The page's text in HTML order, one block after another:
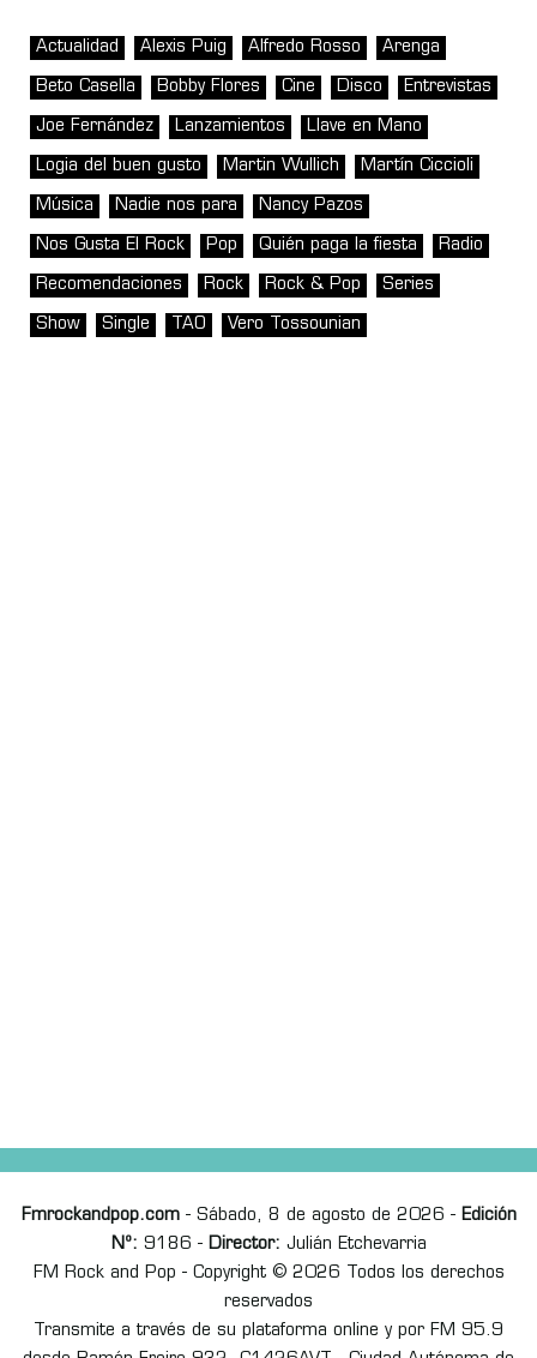
Actualidad Alexis Puig Alfredo Rosso Arenga
Beto Casella Bobby Flores Cine Disco Entrevistas
Joe Fernández Lanzamientos Llave en Mano
Logia del buen gusto Martin Wullich Martín Ciccioli
Música Nadie nos para Nancy Pazos
Nos Gusta El Rock Pop Quién paga la fiesta Radio
Recomendaciones Rock Rock & Pop Series
Show Single TAO Vero Tossounian
Fmrockandpop.com- Sábado, 8 de agosto de 2026 - Edición
Nº: 9186 - Director: Julián Etchevarria
FM Rock and Pop - Copyright © 2026 Todos los derechos
reservados
Transmite a través de su plataforma online y por FM 95.9